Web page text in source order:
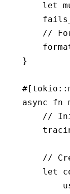
    let
//
}
#[tokio ::
async fn
//
//
    let